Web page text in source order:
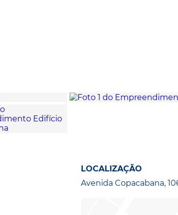
LOCALIZAÇÃO
Avenida Copacabana,